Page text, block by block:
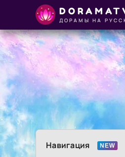
ДОРАМЫ НА
Навигация